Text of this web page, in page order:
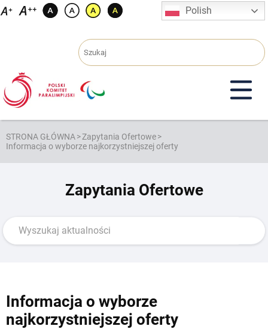
Przejdź
Polish
STRONA GŁÓWNA>Zapytania Ofertowe>
Informacja o wyborze najkorzystniejszej oferty
Zapytania Ofertowe
Informacja o wyborze
najkorzystniejszej oferty